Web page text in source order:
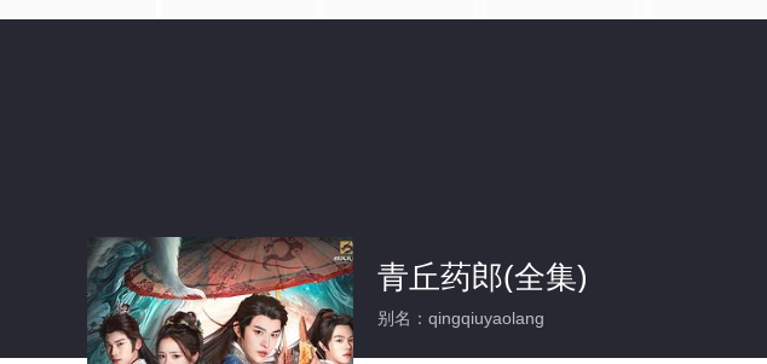
青丘药郎(全集)
别名：qingqiuyaolang